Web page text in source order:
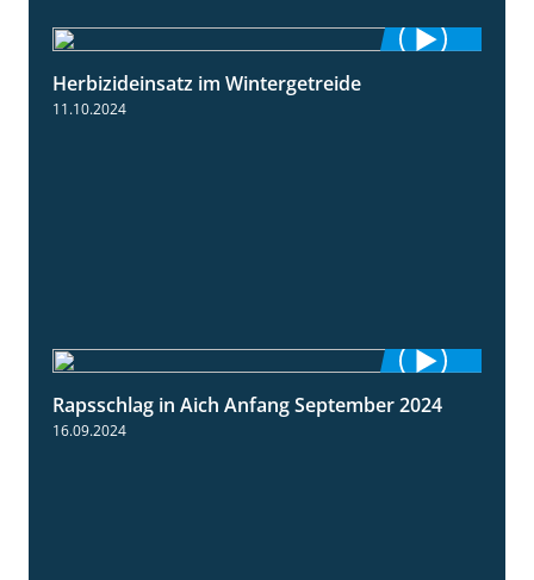
Herbizideinsatz im Wintergetreide
11.10.2024
1:50
Rapsschlag in Aich Anfang September 2024
16.09.2024